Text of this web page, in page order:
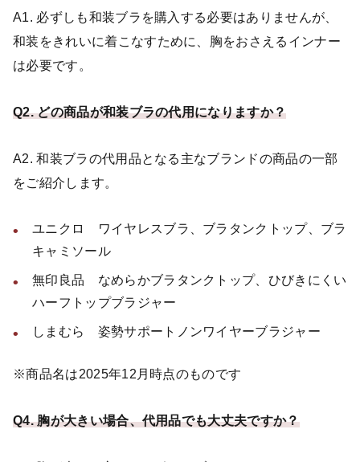
A1. 必ずしも和装ブラを購入する必要はありませんが、
和装をきれいに着こなすために、胸をおさえるインナー
は必要です。
Q2. どの商品が和装ブラの代用になりますか？
A2. 和装ブラの代用品となる主なブランドの商品の一部
をご紹介します。
ユニクロ ワイヤレスブラ、ブラタンクトップ、ブラ
キャミソール
無印良品 なめらかブラタンクトップ、ひびきにくい
ハーフトップブラジャー
しまむら 姿勢サポートノンワイヤーブラジャー
※商品名は2025年12月時点のものです
Q4.胸が大きい場合、代用品でも大丈夫ですか？